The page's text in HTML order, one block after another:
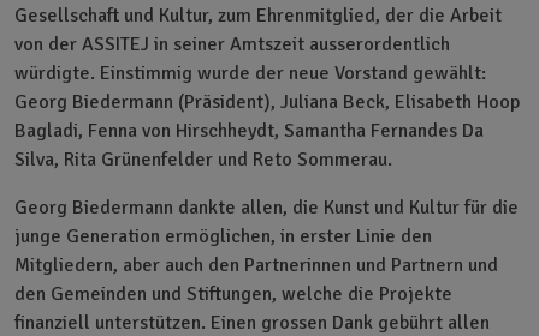
Gesellschaft und Kultur, zum Ehrenmitglied, der die Arbeit
von der ASSITEJ in seiner Amtszeit ausserordentlich
würdigte. Einstimmig wurde der neue Vorstand gewählt:
Georg Biedermann (Präsident), Juliana Beck, Elisabeth Hoop
Bagladi, Fenna von Hirschheydt, Samantha Fernandes Da
Silva, Rita Grünenfelder und Reto Sommerau.
Georg Biedermann dankte allen, die Kunst und Kultur für die
junge Generation ermöglichen, in erster Linie den
Mitgliedern, aber auch den Partnerinnen und Partnern und
den Gemeinden und Stiftungen, welche die Projekte
finanziell unterstützen. Einen grossen Dank gebührt allen